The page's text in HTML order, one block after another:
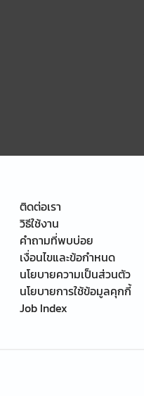
ติดต่อเรา
วิธีใช้งาน
คำถามที่พบบ่อย
เงื่อนไขและข้อกำหนด
นโยบายความเป็นส่วนตัว
นโยบายการใช้ข้อมูลคุกกี้
Job Index